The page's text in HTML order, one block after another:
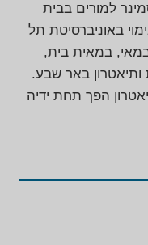
למורים בבית
באוניברסיטת תל
במאית בית,
ותיאטרון באר שבע.
12 שנה. התיאטרון הפך תחת ידיה
מספר שתיים
ו"אף לא מאוחר",
כוכבים". בנוסף